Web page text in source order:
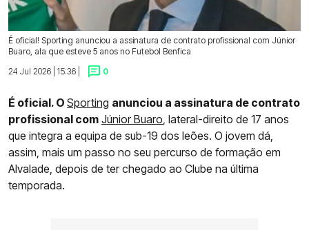
É oficial! Sporting anunciou a assinatura de contrato profissional com Júnior
Buaro, ala que esteve 5 anos no Futebol Benfica
24 Jul 2026 | 15:36 |
0
É oficial. O Sporting anunciou a assinatura de contrato
profissional com Júnior Buaro, lateral-direito de 17 anos
que integra a equipa de sub-19 dos leões. O jovem dá,
assim, mais um passo no seu percurso de formação em
Alvalade, depois de ter chegado ao Clube na última
temporada.